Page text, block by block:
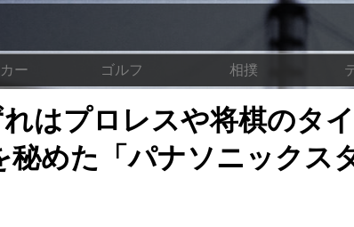
ー ゴルフ 相撲
はプロレスや将棋のタ
秘めた「パナソニックス